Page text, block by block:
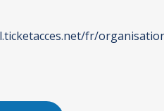
fr/